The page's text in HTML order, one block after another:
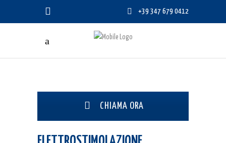
+39 347 679 0412
CHIAMA ORA